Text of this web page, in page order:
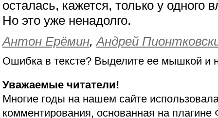
осталась, кажется, только у одного
Но это уже ненадолго.
Антон Ерёмин,Андрей
Ошибка в тексте? Выделите ее мышкой и
Уважаемые читатели!
Многие годы на нашем сайте
комментирования, основанная на